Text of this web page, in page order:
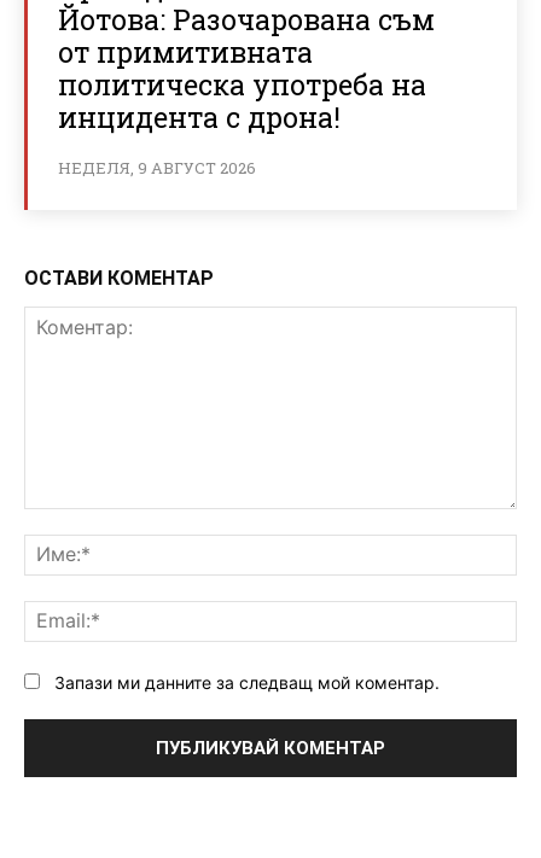
Йотова: Разочарована съм
от примитивната
политическа употреба на
инцидента с дрона!
НЕДЕЛЯ, 9 АВГУСТ 2026
ОСТАВИ КОМЕНТАР
Запази ми данните за следващ мой коментар.